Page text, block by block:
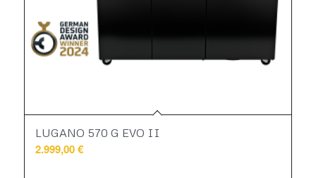
LUGANO 570 G EVO II
2.999,00€